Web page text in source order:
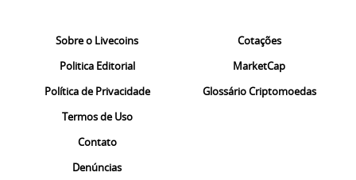
Sobre o Livecoins
Politica Editorial
Política de Privacidade
Termos de Uso
Contato
Denúncias
Cotações
MarketCap
Glossário Criptomoedas